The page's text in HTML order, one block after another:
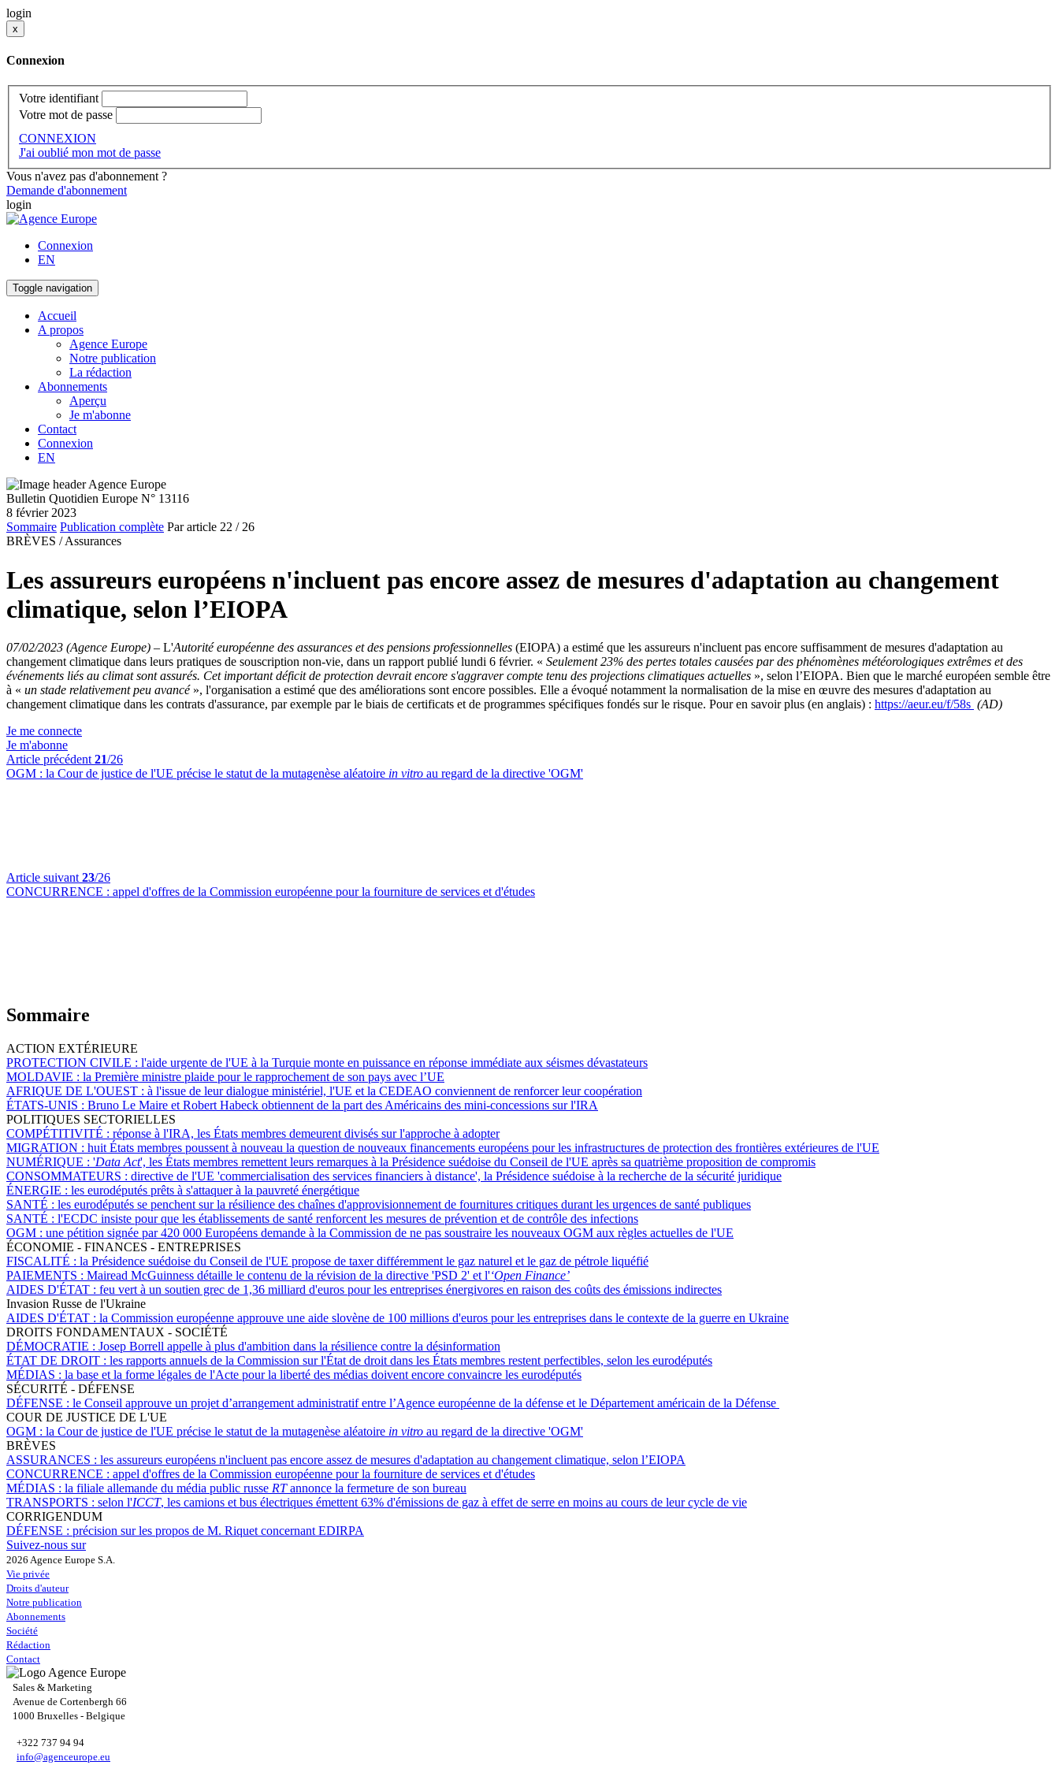
login
x
Connexion
Votre identifiant
Votre mot de passe
CONNEXION
J'ai oublié mon mot de passe
Vous n'avez pas d'abonnement ?
Demande d'abonnement
login
Connexion
EN
Toggle navigation
Accueil
A propos
Agence Europe
Notre publication
La rédaction
Abonnements
Aperçu
Je m'abonne
Contact
Connexion
EN
Bulletin Quotidien Europe N° 13116
8 février 2023
Sommaire Publication complète Par article 22 / 26
BRÈVES / Assurances
Les assureurs européens n'incluent pas encore assez de mesures d'adaptation au changement
climatique, selon l’EIOPA
07/02/2023 (Agence Europe) – L'Autorité européenne des assurances et des pensions professionnelles (EIOPA) a estimé que les assureurs n'incluent pas encore suffisamment de mesures d'adaptation au
changement climatique dans leurs pratiques de souscription non-vie, dans un rapport publié lundi 6 février. « Seulement 23% des pertes totales causées par des phénomènes météorologiques extrêmes et des
événements liés au climat sont assurés. Cet important déficit de protection devrait encore s'aggraver compte tenu des projections climatiques actuelles », selon l’EIOPA. Bien que le marché européen semble être
à « un stade relativement peu avancé », l'organisation a estimé que des améliorations sont encore possibles. Elle a évoqué notamment la normalisation de la mise en œuvre des mesures d'adaptation au
changement climatique dans les contrats d'assurance, par exemple par le biais de certificats et de programmes spécifiques fondés sur le risque. Pour en savoir plus (en anglais) : https://aeur.eu/f/58s (AD)
Je me connecte
Je m'abonne
Article précédent 21/26
OGM : la Cour de justice de l'UE précise le statut de la mutagenèse aléatoire in vitro au regard de la directive 'OGM'
Article suivant 23/26
CONCURRENCE : appel d'offres de la Commission européenne pour la fourniture de services et d'études
Sommaire
ACTION EXTÉRIEURE
PROTECTION CIVILE : l'aide urgente de l'UE à la Turquie monte en puissance en réponse immédiate aux séismes dévastateurs
MOLDAVIE : la Première ministre plaide pour le rapprochement de son pays avec l’UE
AFRIQUE DE L'OUEST : à l'issue de leur dialogue ministériel, l'UE et la CEDEAO conviennent de renforcer leur coopération
ÉTATS-UNIS : Bruno Le Maire et Robert Habeck obtiennent de la part des Américains des mini-concessions sur l'IRA
POLITIQUES SECTORIELLES
COMPÉTITIVITÉ : réponse à l'IRA, les États membres demeurent divisés sur l'approche à adopter
MIGRATION : huit États membres poussent à nouveau la question de nouveaux financements européens pour les infrastructures de protection des frontières extérieures de l'UE
NUMÉRIQUE : 'Data Act', les États membres remettent leurs remarques à la Présidence suédoise du Conseil de l'UE après sa quatrième proposition de compromis
CONSOMMATEURS : directive de l'UE 'commercialisation des services financiers à distance', la Présidence suédoise à la recherche de la sécurité juridique
ÉNERGIE : les eurodéputés prêts à s'attaquer à la pauvreté énergétique
SANTÉ : les eurodéputés se penchent sur la résilience des chaînes d'approvisionnement de fournitures critiques durant les urgences de santé publiques
SANTÉ : l'ECDC insiste pour que les établissements de santé renforcent les mesures de prévention et de contrôle des infections
OGM : une pétition signée par 420 000 Européens demande à la Commission de ne pas soustraire les nouveaux OGM aux règles actuelles de l'UE
ÉCONOMIE - FINANCES - ENTREPRISES
FISCALITÉ : la Présidence suédoise du Conseil de l'UE propose de taxer différemment le gaz naturel et le gaz de pétrole liquéfié
PAIEMENTS : Mairead McGuinness détaille le contenu de la révision de la directive 'PSD 2' et l'‘Open Finance’
AIDES D'ÉTAT : feu vert à un soutien grec de 1,36 milliard d'euros pour les entreprises énergivores en raison des coûts des émissions indirectes
Invasion Russe de l'Ukraine
AIDES D'ÉTAT : la Commission européenne approuve une aide slovène de 100 millions d'euros pour les entreprises dans le contexte de la guerre en Ukraine
DROITS FONDAMENTAUX - SOCIÉTÉ
DÉMOCRATIE : Josep Borrell appelle à plus d'ambition dans la résilience contre la désinformation
ÉTAT DE DROIT : les rapports annuels de la Commission sur l'État de droit dans les États membres restent perfectibles, selon les eurodéputés
MÉDIAS : la base et la forme légales de l'Acte pour la liberté des médias doivent encore convaincre les eurodéputés
SÉCURITÉ - DÉFENSE
DÉFENSE : le Conseil approuve un projet d’arrangement administratif entre l’Agence européenne de la défense et le Département américain de la Défense
COUR DE JUSTICE DE L'UE
OGM : la Cour de justice de l'UE précise le statut de la mutagenèse aléatoire in vitro au regard de la directive 'OGM'
BRÈVES
ASSURANCES : les assureurs européens n'incluent pas encore assez de mesures d'adaptation au changement climatique, selon l’EIOPA
CONCURRENCE : appel d'offres de la Commission européenne pour la fourniture de services et d'études
MÉDIAS : la filiale allemande du média public russe RTannonce la fermeture de son bureau
TRANSPORTS : selon l'ICCT, les camions et bus électriques émettent 63% d'émissions de gaz à effet de serre en moins au cours de leur cycle de vie
CORRIGENDUM
DÉFENSE : précision sur les propos de M. Riquet concernant EDIRPA
Suivez-nous sur
2026 Agence Europe S.A.
Vie privée
Droits d'auteur
Notre publication
Abonnements
Société
Rédaction
Contact
Sales & Marketing
Avenue de Cortenbergh 66
1000 Bruxelles - Belgique
+322 737 94 94
info@agenceurope.eu